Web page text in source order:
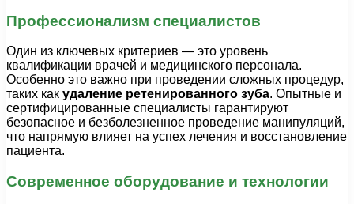
Профессионализм специалистов
Один из ключевых критериев — это уровень
квалификации врачей и медицинского персонала.
Особенно это важно при проведении сложных процедур,
таких как удаление ретенированного зуба. Опытные и
сертифицированные специалисты гарантируют
безопасное и безболезненное проведение манипуляций,
что напрямую влияет на успех лечения и восстановление
пациента.
Современное оборудование и технологии